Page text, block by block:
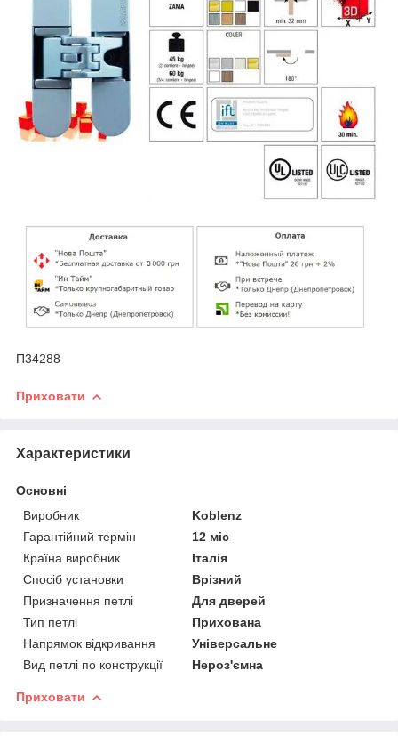
П34288
Приховати
Характеристики
Основні
Виробник
Koblenz
Гарантійний термін
12 міс
Країна виробник
Італія
Спосіб установки
Врізний
Призначення петлі
Для дверей
Тип петлі
Прихована
Напрямок відкривання
Універсальне
Вид петлі по конструкції
Нероз'ємна
Приховати